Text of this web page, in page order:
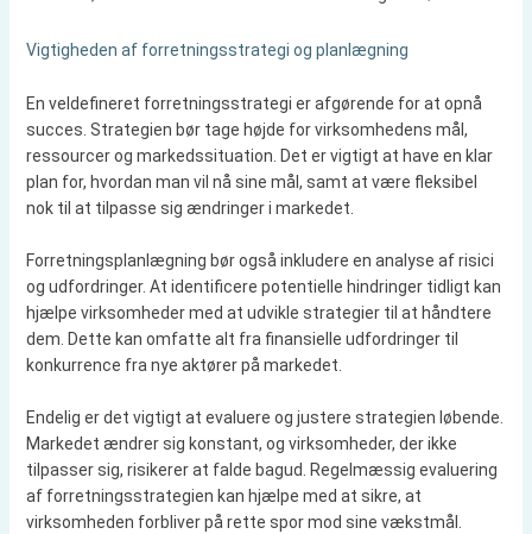
Vigtigheden af forretningsstrategi og planlægning
En veldefineret forretningsstrategi er afgørende for at opnå
succes. Strategien bør tage højde for virksomhedens mål,
ressourcer og markedssituation. Det er vigtigt at have en klar
plan for, hvordan man vil nå sine mål, samt at være fleksibel
nok til at tilpasse sig ændringer i markedet.
Forretningsplanlægning bør også inkludere en analyse af risici
og udfordringer. At identificere potentielle hindringer tidligt kan
hjælpe virksomheder med at udvikle strategier til at håndtere
dem. Dette kan omfatte alt fra finansielle udfordringer til
konkurrence fra nye aktører på markedet.
Endelig er det vigtigt at evaluere og justere strategien løbende.
Markedet ændrer sig konstant, og virksomheder, der ikke
tilpasser sig, risikerer at falde bagud. Regelmæssig evaluering
af forretningsstrategien kan hjælpe med at sikre, at
virksomheden forbliver på rette spor mod sine vækstmål.